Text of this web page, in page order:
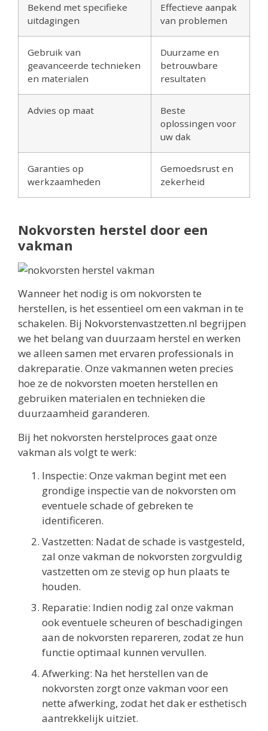
Bekend met specifieke
uitdagingen
Effectieve aanpak
van problemen
Gebruik van
geavanceerde technieken
en materialen
Duurzame en
betrouwbare
resultaten
Advies op maat
Beste
oplossingen voor
uw dak
Garanties op
werkzaamheden
Gemoedsrust en
zekerheid
Nokvorsten herstel door een
vakman
Wanneer het nodig is om nokvorsten te
herstellen, is het essentieel om een vakman in te
schakelen. Bij Nokvorstenvastzetten.nl begrijpen
we het belang van duurzaam herstel en werken
we alleen samen met ervaren professionals in
dakreparatie. Onze vakmannen weten precies
hoe ze de nokvorsten moeten herstellen en
gebruiken materialen en technieken die
duurzaamheid garanderen.
Bij het nokvorsten herstelproces gaat onze
vakman als volgt te werk:
Inspectie: Onze vakman begint met een
grondige inspectie van de nokvorsten om
eventuele schade of gebreken te
identificeren.
Vastzetten: Nadat de schade is vastgesteld,
zal onze vakman de nokvorsten zorgvuldig
vastzetten om ze stevig op hun plaats te
houden.
Reparatie: Indien nodig zal onze vakman
ook eventuele scheuren of beschadigingen
aan de nokvorsten repareren, zodat ze hun
functie optimaal kunnen vervullen.
Afwerking: Na het herstellen van de
nokvorsten zorgt onze vakman voor een
nette afwerking, zodat het dak er esthetisch
aantrekkelijk uitziet.